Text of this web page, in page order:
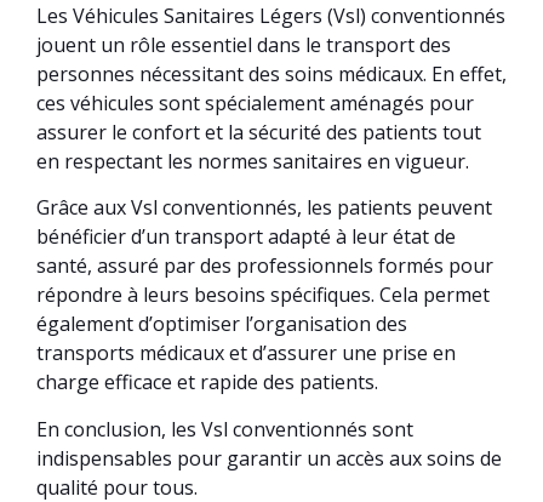
Les Véhicules Sanitaires Légers (Vsl) conventionnés
jouent un rôle essentiel dans le transport des
personnes nécessitant des soins médicaux. En effet,
ces véhicules sont spécialement aménagés pour
assurer le confort et la sécurité des patients tout
en respectant les normes sanitaires en vigueur.
Grâce aux Vsl conventionnés, les patients peuvent
bénéficier d’un transport adapté à leur état de
santé, assuré par des professionnels formés pour
répondre à leurs besoins spécifiques. Cela permet
également d’optimiser l’organisation des
transports médicaux et d’assurer une prise en
charge efficace et rapide des patients.
En conclusion, les Vsl conventionnés sont
indispensables pour garantir un accès aux soins de
qualité pour tous.